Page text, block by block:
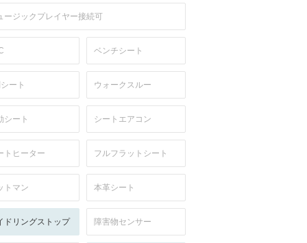
ージックプレイヤー接続可
ベンチシート
ート ウォークスルー
シート シートエアコン
トヒーター フルフラットシート
トマン 本革シート
ドリングストップ 障害物センサー